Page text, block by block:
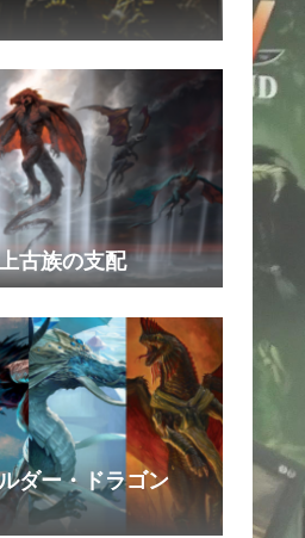
古族の支配
ダー・ドラゴン